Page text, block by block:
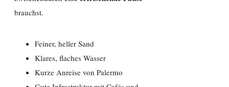
brauchst.
Feiner, heller Sand
Klares, flaches Wasser
Kurze Anreise von Palermo